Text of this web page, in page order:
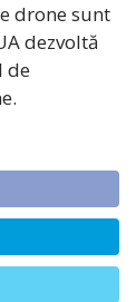
drone sunt
dezvoltă
de